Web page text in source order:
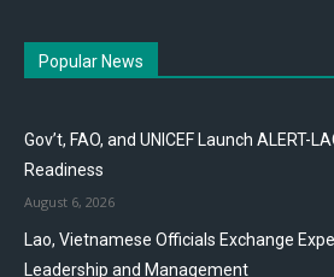
Popular News
Gov’t, FAO, and UNICEF Launch ALERT-
Readiness
August 6, 2026
Lao, Vietnamese Officials Exchange
Leadership and Management